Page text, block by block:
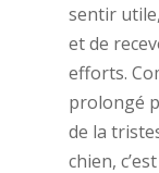
sentir
et de
efforts.
prolongé
de la
chien,